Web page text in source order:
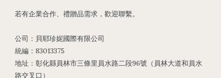
若有企業合作、禮贈品需求，歡迎聯繫。
公司：貝耶珍妮國際有限公司
統編：83013375
地址：彰化縣員林市三條里員水路二段96號（員林大道和員水
路交叉口）